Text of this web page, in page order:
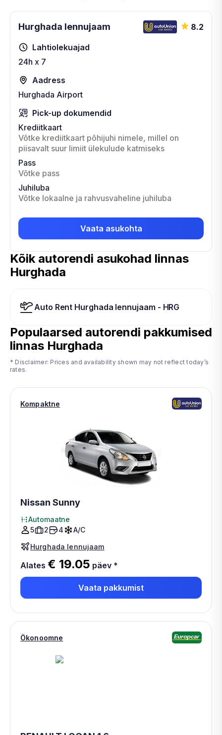
Hurghada lennujaam 8.2
Lahtiolekuajad
24h x 7
Aadress
Hurghada Airport
Pick-up dokumendid
Krediitkaart
Võtke krediitkaart põhijuhi nimele, millel on
piisavalt suur limiit ülekulude katmiseks
Pass
Võtke pass
Juhiluba
Võtke lokaalne ja rahvusvaheline juhiluba
Vaata asukohta
Kõik autorendi asukohad linnas
Hurghada
Auto Rent Hurghada lennujaam - HRG
Populaarsed autorendi pakkumised
linnas Hurghada
* Disclaimer: Prices and availability shown may not reflect today’s
rates.
Kompaktne
Nissan Sunny
Automaatne
5
2 4
A/C
Hurghada lennujaam
Alates € 19.05 päev *
Vaata pakkumist
Ökonoomne